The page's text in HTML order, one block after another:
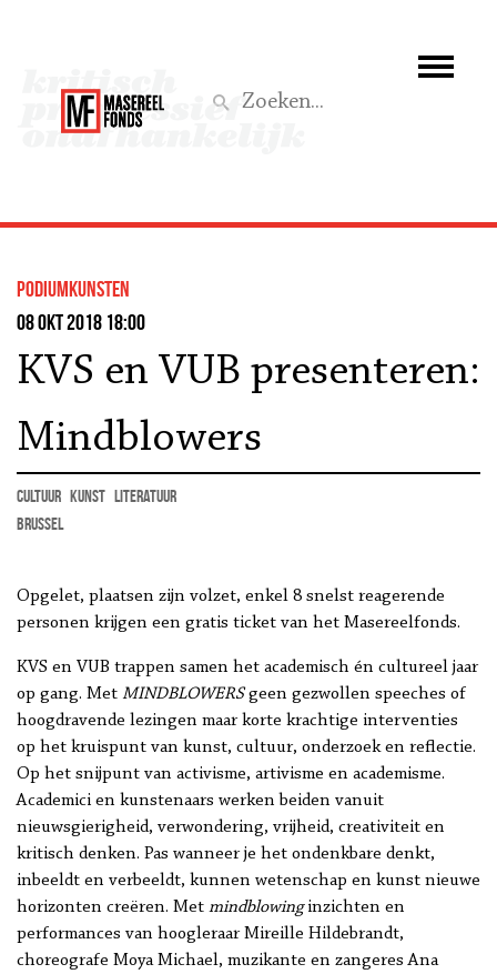
Wat we doen
Aktief
podiumkunsten
08 okt 2018 18:00
KVS en VUB presenteren:
Mindblowers
cultuur kunst literatuur
Brussel
Opgelet, plaatsen zijn volzet, enkel 8 snelst reagerende
personen krijgen een gratis ticket van het Masereelfonds.
KVS en VUB trappen samen het academisch én cultureel jaar
op gang. Met MINDBLOWERSgeen gezwollen speeches of
hoogdravende lezingen maar korte krachtige interventies
op het kruispunt van kunst, cultuur, onderzoek en reflectie.
Op het snijpunt van activisme, artivisme en academisme.
Academici en kunstenaars werken beiden vanuit
nieuwsgierigheid, verwondering, vrijheid, creativiteit en
kritisch denken. Pas wanneer je het ondenkbare denkt,
inbeeldt en verbeeldt, kunnen wetenschap en kunst nieuwe
horizonten creëren. Met mindblowinginzichten en
performances van hoogleraar Mireille Hildebrandt,
choreografe Moya Michael, muzikante en zangeres Ana